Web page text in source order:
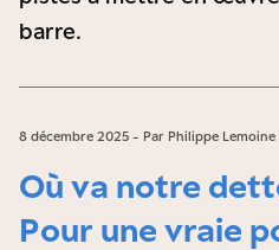
barre.
8 décembre 2025 - Par Philippe Lemoine
Où va notre
Pour une vraie